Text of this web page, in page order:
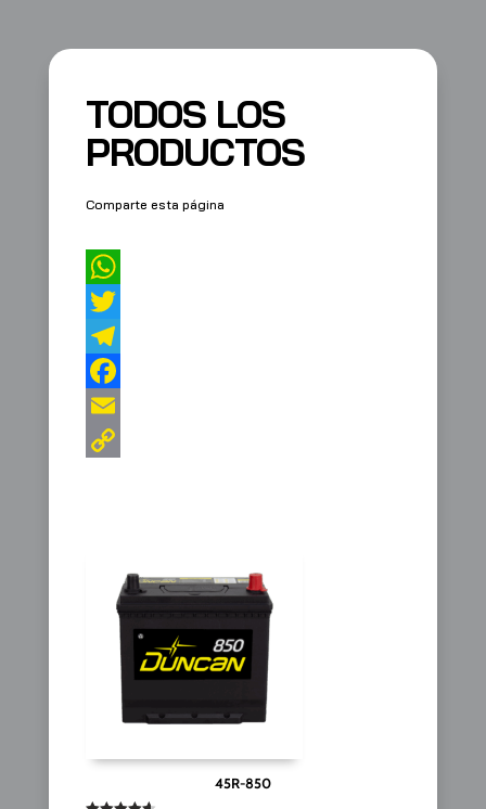
TODOS LOS
PRODUCTOS
Comparte esta página
45R-850